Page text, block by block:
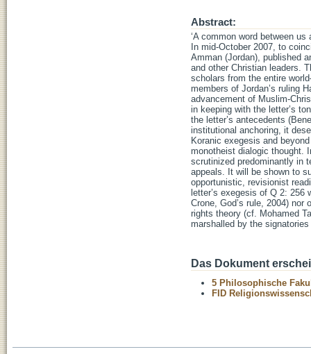
Abstract:
‘A common word between
In mid-October 2007, to
Amman (Jordan), published
and other Christian leaders.
scholars from the entire
members of Jordan’s ruling
advancement of Muslim-
in keeping with the letter’s
the letter’s antecedents
institutional anchoring, it
Koranic exegesis and
monotheist dialogic thought.
scrutinized predominantly in
appeals. It will be shown to
opportunistic, revisionist
letter’s exegesis of Q 2:
Crone, God’s rule, 2004)
rights theory (cf. Mohamed
marshalled by the
Das Dokument
5 Philosophische
FID